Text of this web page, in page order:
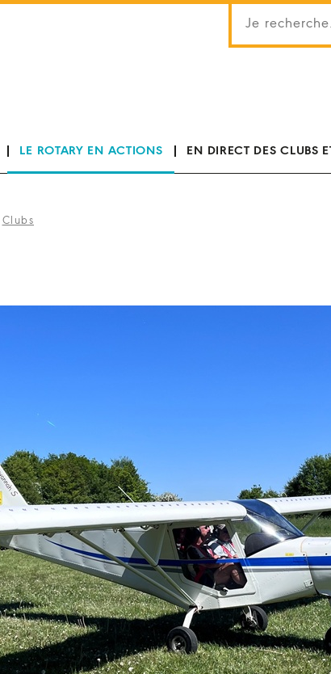
LE ROTARY EN ACTIONS EN DIRECT DES CLUBS
Clubs